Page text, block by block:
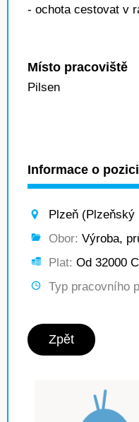
- ochota cestovat v
Místo pracoviště
Pilsen
Informace o pozici
Plzeň (Plzeňský
Obor: Výroba,
Plat: Od 32000
Typ pracovního
Zpět